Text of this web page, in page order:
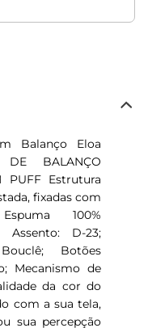
Balanço Eloa
DE BALANÇO
PUFF Estrutura
fixadas com
100%
Assento: D-23;
Botões
Mecanismo de
da cor do
com a sua tela,
sua percepção